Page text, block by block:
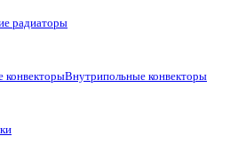
радиаторы
Внутрипольные конвекторы